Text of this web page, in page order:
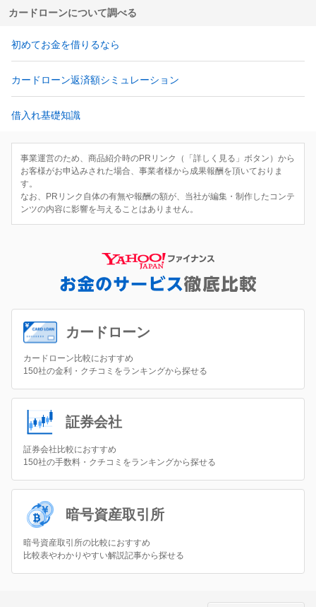
カードローンについて調べる
初めてお金を借りるなら
カードローン返済額シミュレーション
借入れ基礎知識
事業運営のため、商品紹介時のPRリンク（「詳しく見る」ボタン）から
お客様がお申込みされた場合、事業者様から成果報酬を頂いておりま
す。
なお、PRリンク自体の有無や報酬の額が、当社が編集・制作したコンテ
ンツの内容に影響を与えることはありません。
カードローン
カードローン比較におすすめ
150社の金利・クチコミをランキングから探せる
証券会社
証券会社比較におすすめ
150社の手数料・クチコミをランキングから探せる
暗号資産取引所
暗号資産取引所の比較におすすめ
比較表やわかりやすい解説記事から探せる